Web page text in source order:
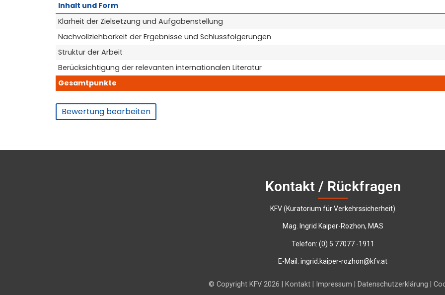
Gesamtpunkte
Inhalt und Form
Klarheit der Zielsetzung und Aufgabenstellung
Nachvollziehbarkeit der Ergebnisse und Schlussfolgerungen
Struktur der Arbeit
Berücksichtigung der relevanten internationalen Literatur
Bewertung bearbeiten
Kontakt / Rückfragen
KFV (Kuratorium für Verkehrssicherheit)
Mag. Ingrid Kaiper-Rozhon, MAS
Telefon: ‭(0) 5 77077 -1911‬
E-Mail:ingrid.kaiper-rozhon@kfv.at
© Copyright KFV 2026 | Kontakt| Impressum Datenschutzerklärung